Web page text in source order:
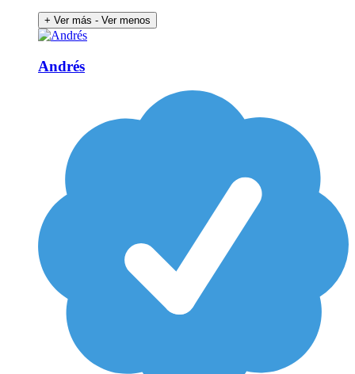
+ Ver más - Ver menos
Andrés